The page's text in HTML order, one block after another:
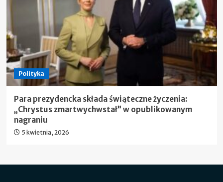
Polityka
Para prezydencka składa świąteczne życzenia:
„Chrystus zmartwychwstał” w opublikowanym
nagraniu
5 kwietnia, 2026